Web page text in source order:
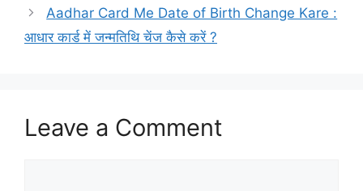
Aadhar Card Me Date of Birth Change Kare :
आधार कार्ड में जन्मतिथि चेंज कैसे करें ?
Leave a Comment